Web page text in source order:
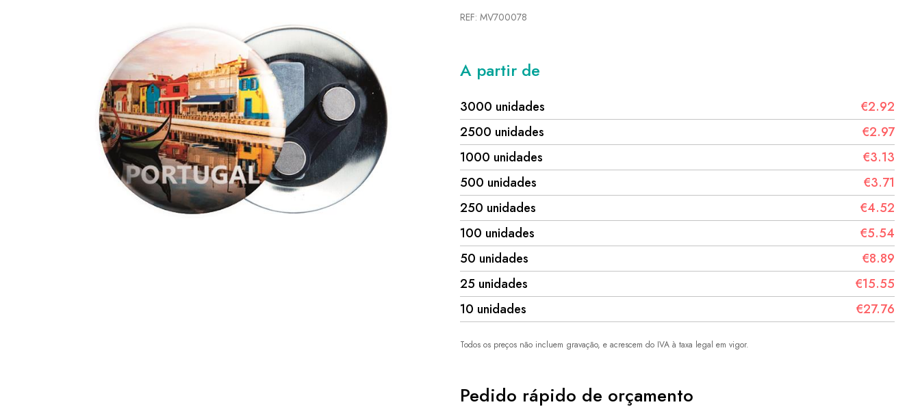
REF: MV700078
A partir de
3000 unidades
€2.92
2500 unidades
€2.97
1000 unidades
€3.13
500 unidades
€3.71
250 unidades
€4.52
100 unidades
€5.54
50 unidades
€8.89
25 unidades
€15.55
10 unidades
€27.76
Todos os preços não incluem gravação, e acrescem do IVA à taxa legal em vigor.
Pedido rápido de orçamento